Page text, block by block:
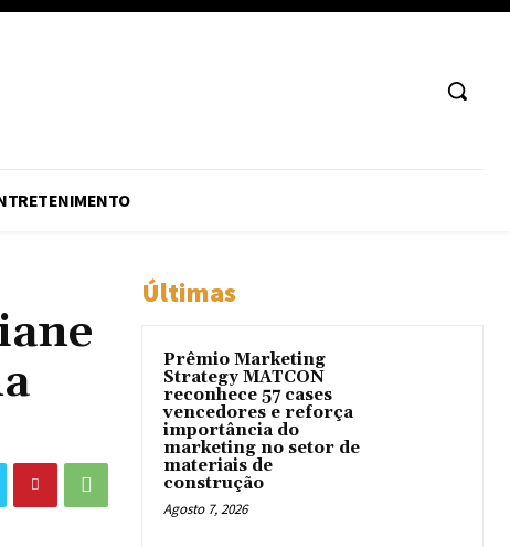
Últimas
Prêmio Marketing
Strategy MATCON
reconhece 57 cases
vencedores e reforça
importância do
marketing no setor de
materiais de
construção
Agosto 7, 2026